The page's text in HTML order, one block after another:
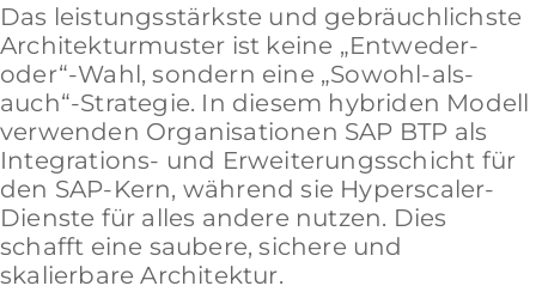
Das leistungsstärkste und gebräuchlichste
Architekturmuster ist keine „Entweder-
oder“-Wahl, sondern eine „Sowohl-als-
auch“-Strategie. In diesem hybriden Modell
verwenden Organisationen SAP BTP als
Integrations- und Erweiterungsschicht für
den SAP-Kern, während sie Hyperscaler-
Dienste für alles andere nutzen. Dies
schafft eine saubere, sichere und
skalierbare Architektur.